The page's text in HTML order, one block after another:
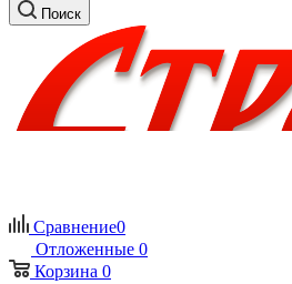
Поиск
Сравнение0
Отложенные 0
Корзина 0